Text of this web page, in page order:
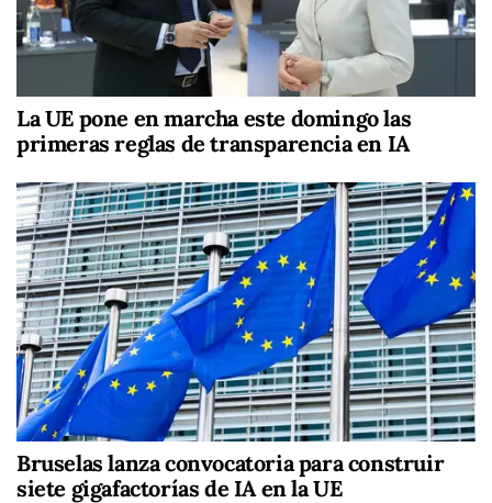
La UE pone en marcha este domingo las
primeras reglas de transparencia en IA
Bruselas lanza convocatoria para construir
siete gigafactorías de IA en la UE